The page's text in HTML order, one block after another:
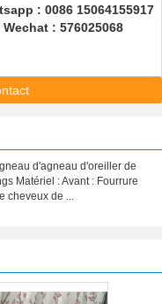
: 0086 15064155917
Wechat : 576025068
d'agneau d'oreiller de
Matériel : Avant : Fourrure
cheveux de ...